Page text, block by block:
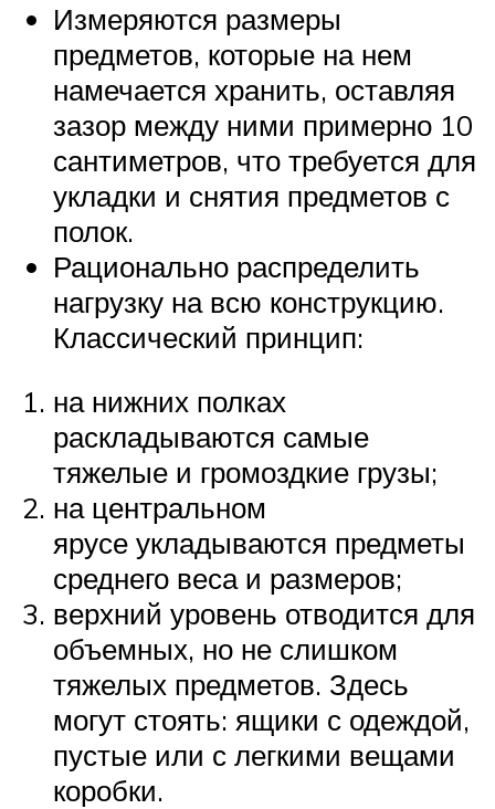
Измеряются размеры
предметов, которые на нем
намечается хранить, оставляя
зазор между ними примерно 10
сантиметров, что требуется для
укладки и снятия предметов с
полок.
Рационально распределить
нагрузку на всю конструкцию.
Классический принцип:
на нижних полках
раскладываются самые
тяжелые и громоздкие грузы;
на центральном
ярусе укладываются предметы
среднего веса и размеров;
верхний уровень отводится для
объемных, но не слишком
тяжелых предметов. Здесь
могут стоять: ящики с одеждой,
пустые или с легкими вещами
коробки.